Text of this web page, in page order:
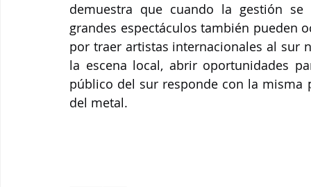
demuestra que cuando la gestión
grandes espectáculos también pueden
por traer artistas internacionales al sur
la escena local, abrir oportunidades
público del sur responde con la misma
del metal.